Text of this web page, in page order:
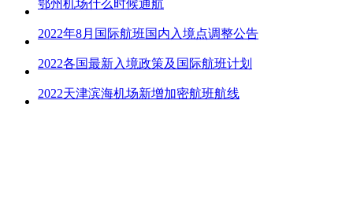
鄂州机场什么时候通航
2022年8月国际航班国内入境点调整公告
2022各国最新入境政策及国际航班计划
2022天津滨海机场新增加密航班航线